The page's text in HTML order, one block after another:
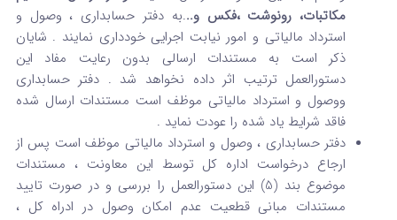
مکاتبات، رونوشت ،فکس و...به دفتر حسابداری ، وصول و
استرداد مالیاتی و امور نیابت اجرایی خودداری نمایند . شایان
ذکر است به مستندات ارسالی بدون رعایت مفاد این
دستورالعمل ترتیب اثر داده نخواهد شد . دفتر حسابداری
ووصول و استرداد مالیاتی موظف است مستندات ارسال شده
فاقد شرایط یاد شده را عودت نماید .
دفتر حسابداری ، وصول و استرداد مالیاتی موظف است پس از
ارجاع درخواست اداره کل توسط این معاونت ، مستندات
موضوع بند (5) این دستورالعمل را بررسی و در صورت تایید
مستندات مبانی قطعیت عدم امکان وصول در ادراه کل ،